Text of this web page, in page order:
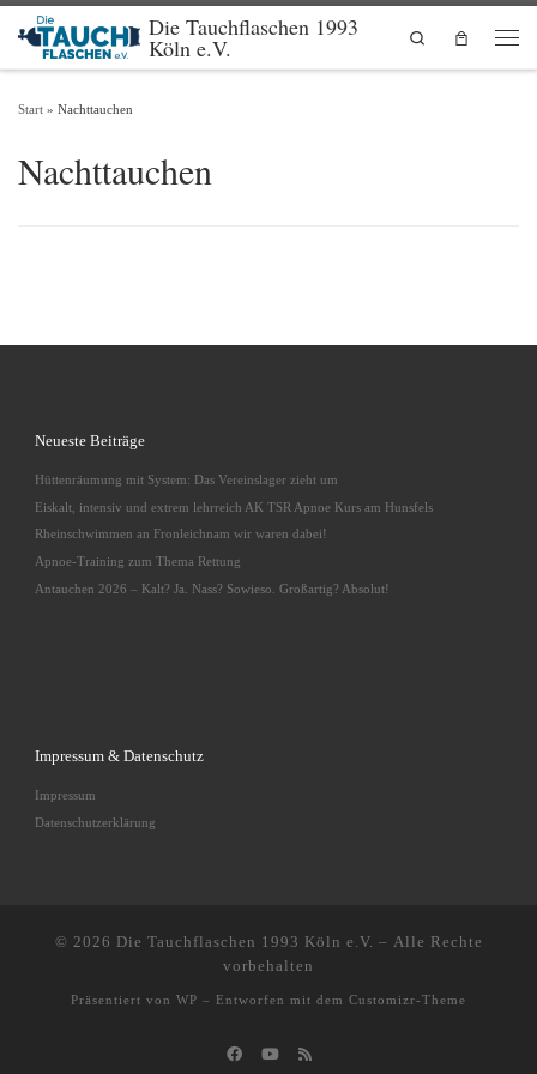
Zum Inhalt springenDie Tauchflaschen 1993
Köln e.V.
Search
Start » Nachttauchen
Nachttauchen
Neueste Beiträge
Hüttenräumung mit System: Das Vereinslager zieht um
Eiskalt, intensiv und extrem lehrreich AK TSR Apnoe Kurs am Hunsfels
Rheinschwimmen an Fronleichnam wir waren dabei!
Apnoe-Training zum Thema Rettung
Antauchen 2026 – Kalt? Ja. Nass? Sowieso. Großartig? Absolut!
Impressum & Datenschutz
Impressum
Datenschutzerklärung
© 2026 Die Tauchflaschen 1993 Köln e.V. – Alle Rechte
vorbehalten
Präsentiert von WP – Entworfen mit dem Customizr-Theme